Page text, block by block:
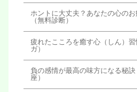
ホントに大丈夫？あなたの心のお
（無料診断）
疲れたこころを癒す心（しん）
ガ）
負の感情が最高の味方になる秘
座）